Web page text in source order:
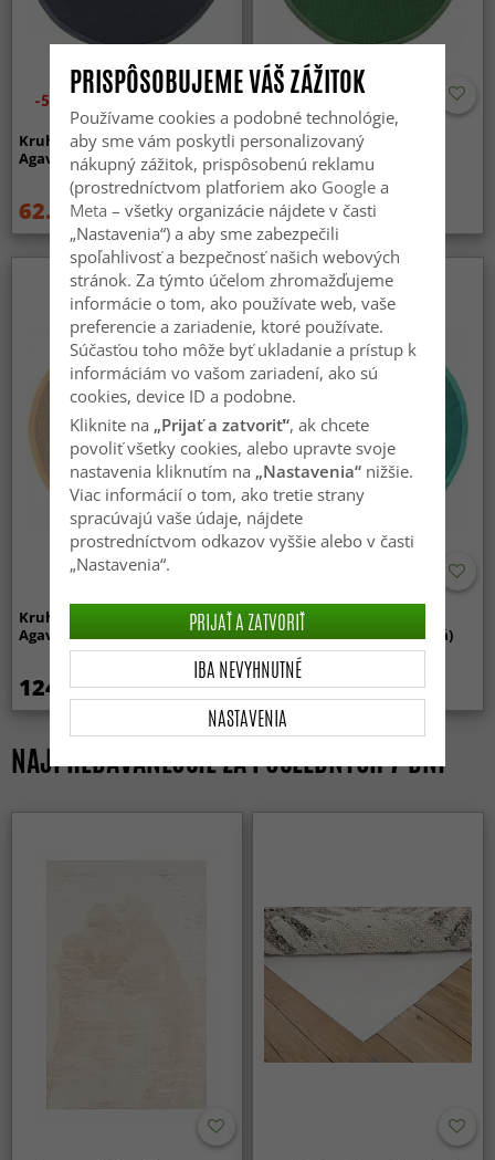
-50%
Kruhový koberec (sisal) -
Agave (tmavošedá)
62.99 € 124.99 €
Kruhový koberec (sisal) -
Agave (zelená)
49.99 € 124.99 €
Kruhový koberec (sisal) -
Agave (svetlo taupe)
124.99 €
Kruhový koberec (sisal) -
Agave (smaragdovo zelená)
58.99 € 199 €
NAJPREDÁVANEJŠIE ZA POSLEDNÝCH 7 DNÍ
PRISPÔSOBUJEME VÁŠ ZÁŽITOK
Používame cookies a podobné technológie,
aby sme vám poskytli personalizovaný
nákupný zážitok, prispôsobenú reklamu
(prostredníctvom platforiem ako Googlea
Meta – všetky organizácie nájdete v časti
„Nastavenia“) a aby sme zabezpečili
spoľahlivosť a bezpečnosť našich webových
stránok. Za týmto účelom zhromažďujeme
informácie o tom, ako používate web, vaše
preferencie a zariadenie, ktoré používate.
Súčasťou toho môže byť ukladanie a prístup k
informáciám vo vašom zariadení, ako sú
cookies, device ID a podobne.
Kliknite na „Prijať a zatvoriť“, ak chcete
povoliť všetky cookies, alebo upravte svoje
nastavenia kliknutím na „Nastavenia“nižšie.
Viac informácií o tom, ako tretie strany
spracúvajú vaše údaje, nájdete
prostredníctvom odkazov vyššie alebo v časti
„Nastavenia“.
NASTAVENIA
IBA NEVYHNUTNÉ
PRIJAŤ A ZATVORIŤ